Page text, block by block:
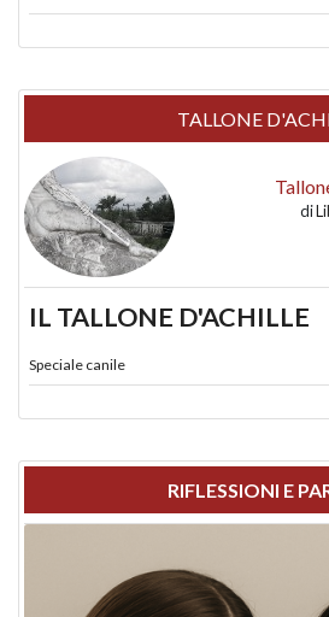
TALLONE
di
IL TALLONE D'ACHILLE
Speciale canile
RIFLESSIONI E